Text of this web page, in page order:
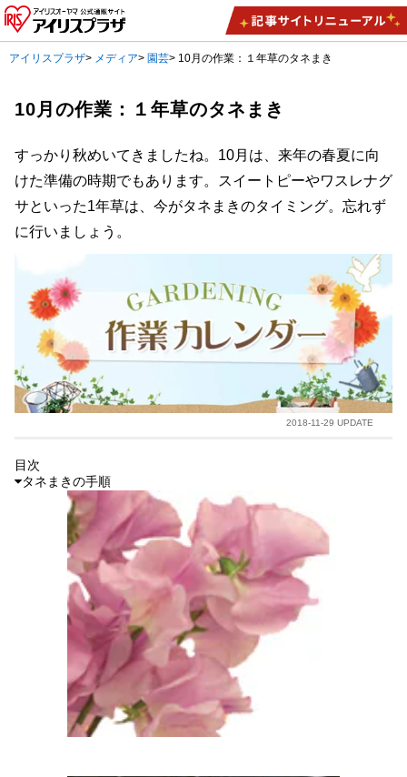
アイリスプラザ> メディア> 園芸> 10月の作業：１年草のタネまき
10月の作業：１年草のタネまき
すっかり秋めいてきましたね。10月は、来年の春夏に向
けた準備の時期でもあります。スイートピーやワスレナグ
サといった1年草は、今がタネまきのタイミング。忘れず
に行いましょう。
2018-11-29 UPDATE
目次
タネまきの手順